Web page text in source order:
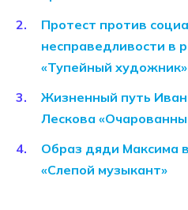
Протест против
несправедливости в
«Тупейный художник»
Жизненный путь
Лескова
Образ дяди Максима
«Слепой музыкант»